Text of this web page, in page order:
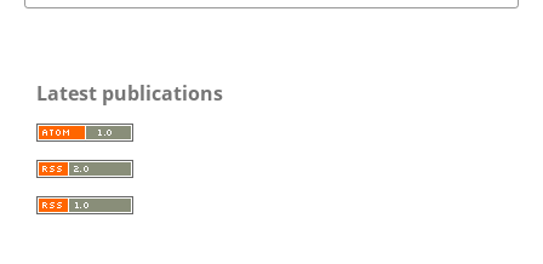
Latest publications